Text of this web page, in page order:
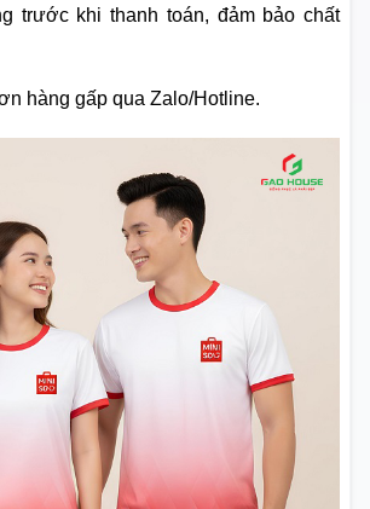
trước khi thanh toán, đảm bảo chất
hàng gấp qua Zalo/Hotline.